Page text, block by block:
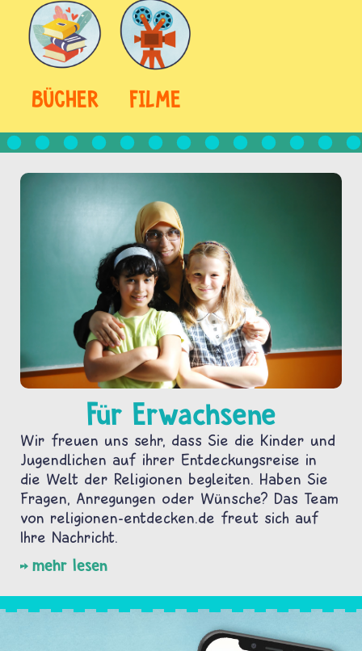
BÜCHER FILME
Für Erwachsene
Wir freuen uns sehr, dass Sie die Kinder und
Jugendlichen auf ihrer Entdeckungsreise in
die Welt der Religionen begleiten. Haben Sie
Fragen, Anregungen oder Wünsche? Das Team
von religionen-entdecken.de freut sich auf
Ihre Nachricht.
mehr lesen